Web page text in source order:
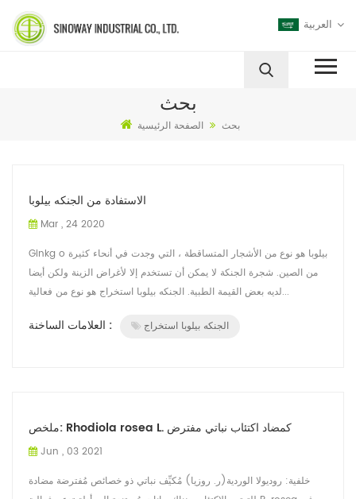
العربية
بحث
الصفحة الرئيسية بحث
الاستفادة من الجنكه بيلوبا
Mar , 24 2020
Ginkg o بيلوبا هو نوع من الأشجار المتساقطة ، التي وجدت في أنحاء كثيرة
من الصين. شجرة الجنكة لا يمكن أن تستخدم إلا لأغراض الزينة ولكن أيضا
لديه بعض القيمة الطبية. الجنكه بيلوبا استخراج هو نوع من فعالية...
العلامات الساخنة : الجنكه بيلوبا استخراج
ملخص: Rhodiola rosea L. كمضاد اكتئاب نباتي مفترض
Jun , 03 2021
خلفية: روديولا الوردية(ر. روزيا) مُكيِّف نباتي ذو خصائص مُفترضة مضادة